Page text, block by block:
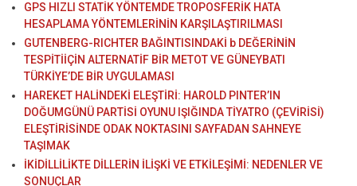
GPS HIZLI STATİK YÖNTEMDE TROPOSFERİK HATA
HESAPLAMA YÖNTEMLERİNİN KARŞILAŞTIRILMASI
GUTENBERG-RICHTER BAĞINTISINDAKİ b DEĞERİNİN
TESPİTİİÇİN ALTERNATİF BİR METOT VE GÜNEYBATI
TÜRKİYE’DE BİR UYGULAMASI
HAREKET HALİNDEKİ ELEŞTİRİ: HAROLD PINTER’IN
DOĞUMGÜNÜ PARTİSİ OYUNU IŞIĞINDA TİYATRO (ÇEVİRİSİ)
ELEŞTİRİSİNDE ODAK NOKTASINI SAYFADAN SAHNEYE
TAŞIMAK
İKİDİLLİLİKTE DİLLERİN İLİŞKİ VE ETKİLEŞİMİ: NEDENLER VE
SONUÇLAR